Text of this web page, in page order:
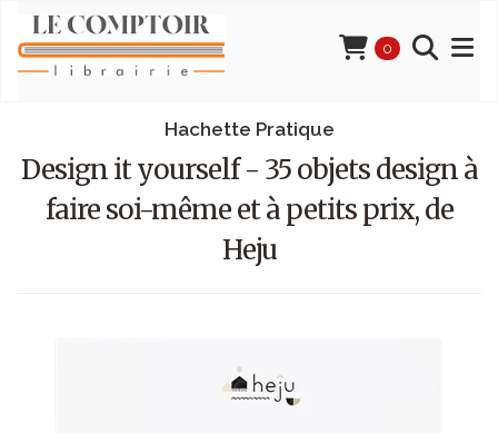
0
Hachette Pratique
Design it yourself - 35 objets design à
faire soi-même et à petits prix, de
Heju